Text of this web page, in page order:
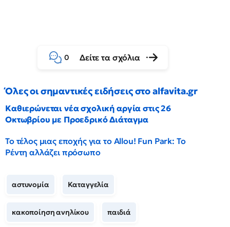
0 Δείτε τα σχόλια
Όλες οι σημαντικές ειδήσεις στο alfavita.gr
Καθιερώνεται νέα σχολική αργία στις 26
Οκτωβρίου με Προεδρικό Διάταγμα
Το τέλος μιας εποχής για το Allou! Fun Park: Το
Ρέντη αλλάζει πρόσωπο
αστυνομία Καταγγελία
κακοποίηση ανηλίκου παιδιά